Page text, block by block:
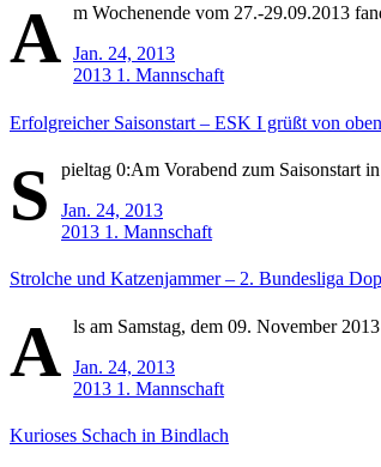
A m Wochenende vom 27.-29.09.2013
Jan. 24, 2013
2013 1. Mannschaft
Erfolgreicher Saisonstart – ESK I grüßt von oben
S
pieltag 0:Am Vorabend zum Saisonstart
Jan. 24, 2013
2013 1. Mannschaft
Strolche und Katzenjammer – 2. Bundesliga
A ls am Samstag, dem 09. November
Jan. 24, 2013
2013 1. Mannschaft
Kurioses Schach in Bindlach